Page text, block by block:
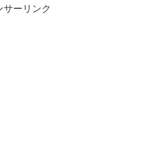
サーリンク